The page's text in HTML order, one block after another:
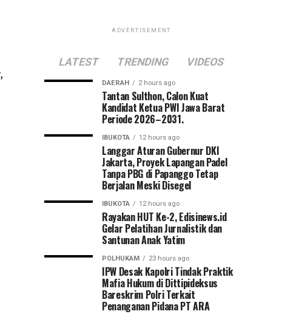
ADVERTISEMENT
LATEST TRENDING VIDEOS
DAERAH 2 hours ago
Tantan Sulthon, Calon Kuat
Kandidat Ketua PWI Jawa Barat
Periode 2026–2031.
IBUKOTA 12 hours ago
Langgar Aturan Gubernur DKI
Jakarta, Proyek Lapangan Padel
Tanpa PBG di Papanggo Tetap
Berjalan Meski Disegel
IBUKOTA 12 hours ago
Rayakan HUT Ke-2, Edisinews.id
Gelar Pelatihan Jurnalistik dan
Santunan Anak Yatim
POLHUKAM 23 hours ago
IPW Desak Kapolri Tindak Praktik
Mafia Hukum di Dittipideksus
Bareskrim Polri Terkait
Penanganan Pidana PT ARA